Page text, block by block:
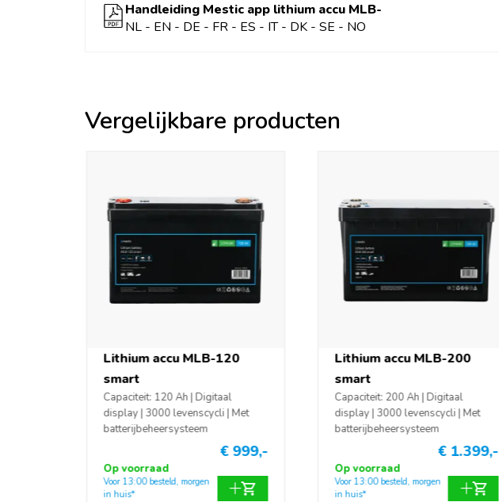
Handleiding Mestic app lithium accu MLB-
NL - EN - DE - FR - ES - IT - DK - SE - NO
Vergelijkbare producten
Lithium accu MLB-120
smart
Capaciteit: 120 Ah | Digitaal
display | 3000 levenscycli | Met
batterijbeheersysteem
€ 999,-
Op voorraad
Voor 13:00 besteld, morgen
in huis*
Lithium accu MLB-200
smart
Capaciteit: 200 Ah | Digitaal
display | 3000 levenscycli | Met
batterijbeheersysteem
€ 1.399,-
Op voorraad
Voor 13:00 besteld, morgen
in huis*